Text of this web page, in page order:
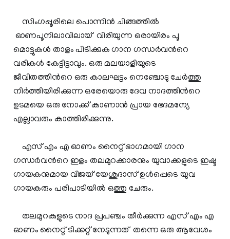
സിംഗപ്പൂരിലെ പൊന്നിന്‍ ചിങ്ങത്തില്‍
ഓണപൂനിലാവിലായ് വിരിയുന്ന ഒരായിരം പൂ
മൊട്ടുകള്‍ താളം പിടിക്കുക ഗാന ഗന്ധര്‍വന്‍റെ
വരികള്‍ കേട്ടിട്ടാവും. ഒരു മലയാളിയുടെ
ജീവിതത്തിന്‍റെ ഒരു കാലഘട്ടം നെഞ്ചോടു ചേര്‍ത്തു
നിര്‍ത്തിയിരിക്കുന്ന ഒരേയൊരു ദേവ നാദത്തിന്‍റെ
ഉടമയെ ഒരു നോക്ക് കാണാന്‍ പ്രായ ഭേദമന്യേ
എല്ലാവരും കാത്തിരിക്കുന്നു.
എസ് എം എ ഓണം നൈറ്റ് ഭാഗമായി ഗാന
ഗന്ധര്‍വന്‍റെ ഇളം തലമുറക്കാരനും യുവാക്കളുടെ ഇഷ്ട
ഗായകനുമായ വിജയ്‌ യേശുദാസ് ഉള്‍പ്പെടെ യുവ
ഗായകരും പരിപാടിയില്‍ ഒത്തു ചേരും.
തലമുറകുളുടെ നാദ പ്രപഞ്ചം തീര്‍ക്കുന്ന എസ് എം എ
ഓണം നൈറ്റ് ടിക്കറ്റ്‌ നേടുന്നത് തന്നെ ഒരു ആവേശം